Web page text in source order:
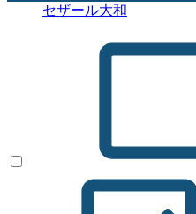
セザール大和